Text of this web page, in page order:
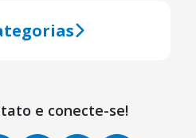
e conecte-se!